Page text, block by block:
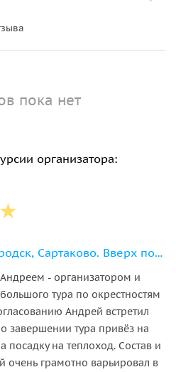
пока нет
организатора:
Павлово, Ворсма, Богородск, Сартаково. Вверх по Оке за народными промыслами.
- организатором и
тура по окрестностям
Андрей встретил
завершении тура привёз на
посадку на теплоход. Состав и
очень грамотно варьировал в